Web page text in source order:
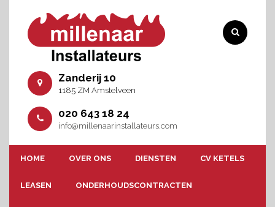
Zanderij 10
1185 ZM Amstelveen
020 643 18 24
info@millenaarinstallateurs.com
HOME OVER ONS DIENSTEN CV KETELS
LEASEN ONDERHOUDSCONTRACTEN